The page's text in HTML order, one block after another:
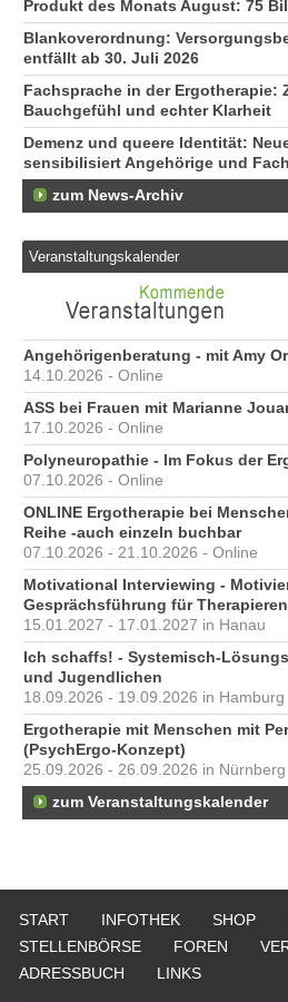
Produkt des Monats August: 75
Blankoverordnung:
entfällt ab 30. Juli 2026
Fachsprache in der Ergotherapie:
Bauchgefühl und echter Klarheit
Demenz und queere Identität:
sensibilisiert Angehörige und
zum News-Archiv
Veranstaltungskalender
Angehörigenberatung - mit Amy
14.10.2026 - Online
ASS bei Frauen mit Marianne
17.10.2026 - Online
Polyneuropathie - Im Fokus der
07.10.2026 - Online
ONLINE Ergotherapie bei
Reihe -auch einzeln buchbar
07.10.2026 - 21.10.2026 - Online
Motivational Interviewing -
Gesprächsführung für
15.01.2027 - 17.01.2027 in Hanau
Ich schaffs! - Systemisch-
und Jugendlichen
18.09.2026 - 19.09.2026 in Hamburg
Ergotherapie mit Menschen mit
(PsychErgo-Konzept)
25.09.2026 - 26.09.2026 in Nürnberg
zum Veranstaltungskalender
START INFOTHEK SHOP
STELLENBÖRSE
FOREN
ADRESSBUCH
LINKS